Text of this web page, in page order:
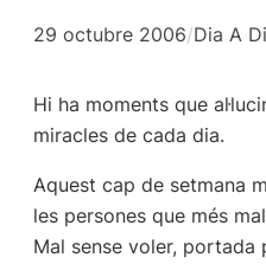
29 octubre 2006/Dia A
Hi ha moments que
miracles de cada dia.
Aquest cap de setmana
les persones que més
Mal sense voler, portada